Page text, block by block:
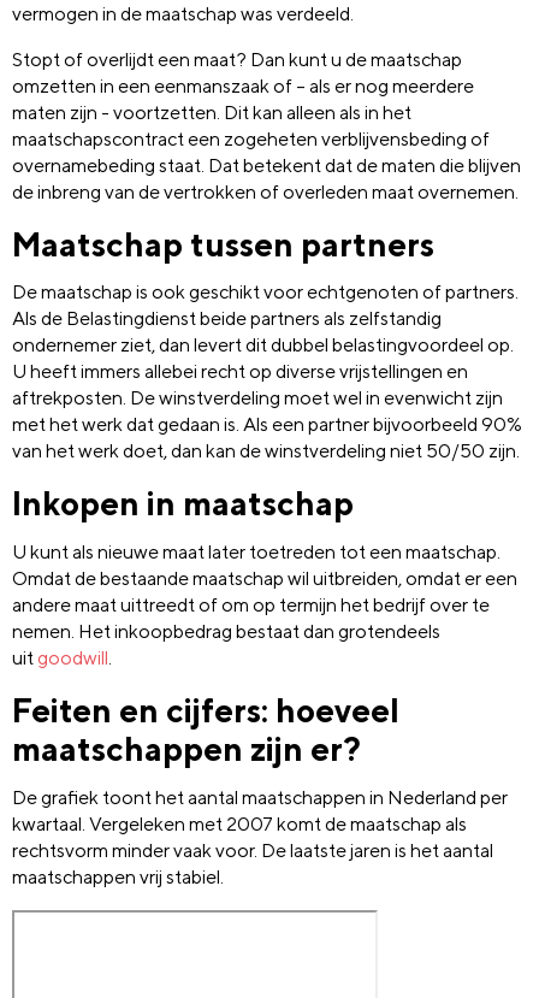
vermogen in de maatschap was verdeeld.
Stopt of overlijdt een maat? Dan kunt u de maatschap
omzetten in een eenmanszaak of – als er nog meerdere
maten zijn - voortzetten. Dit kan alleen als in het
maatschapscontract een zogeheten verblijvensbeding of
overnamebeding staat. Dat betekent dat de maten die blijven
de inbreng van de vertrokken of overleden maat overnemen.
Maatschap tussen partners
De maatschap is ook geschikt voor echtgenoten of partners.
Als de Belastingdienst beide partners als zelfstandig
ondernemer ziet, dan levert dit dubbel belastingvoordeel op.
U heeft immers allebei recht op diverse vrijstellingen en
aftrekposten. De winstverdeling moet wel in evenwicht zijn
met het werk dat gedaan is. Als een partner bijvoorbeeld 90%
van het werk doet, dan kan de winstverdeling niet 50/50 zijn.
Inkopen in maatschap
U kunt als nieuwe maat later toetreden tot een maatschap.
Omdat de bestaande maatschap wil uitbreiden, omdat er een
andere maat uittreedt of om op termijn het bedrijf over te
nemen. Het inkoopbedrag bestaat dan grotendeels
uit goodwill.
Feiten en cijfers: hoeveel
maatschappen zijn er?
De grafiek toont het aantal maatschappen in Nederland per
kwartaal. Vergeleken met 2007 komt de maatschap als
rechtsvorm minder vaak voor. De laatste jaren is het aantal
maatschappen vrij stabiel.